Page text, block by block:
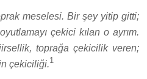
meselesi. Bir şey yitip gitti;
çekici kılan o ayrım.
toprağa çekicilik veren;
çekiciliği.1